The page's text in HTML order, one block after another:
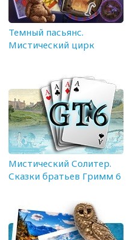
Темный пасьянс.
Мистический цирк
Мистический Солитер.
Сказки братьев Гримм 6